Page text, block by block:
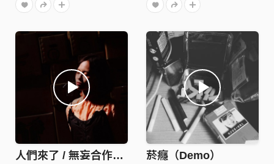
人們來了 / 無妄合作社 ( cover ) 菸癮（Demo）